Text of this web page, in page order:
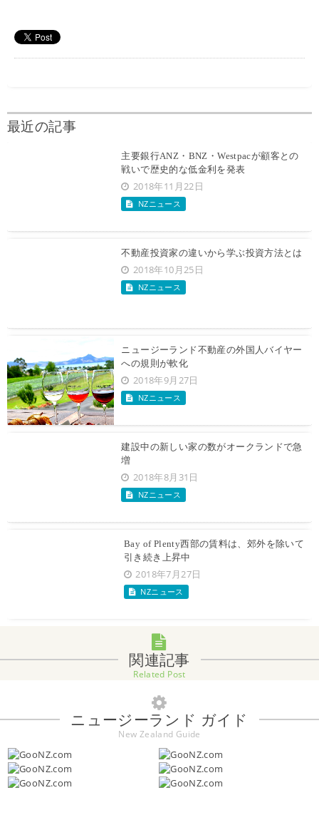
最近の記事
主要銀行ANZ・BNZ・Westpacが顧客との
戦いで歴史的な低金利を発表
2018年11月22日
NZニュース
不動産投資家の違いから学ぶ投資方法とは
2018年10月25日
NZニュース
ニュージーランド不動産の外国人バイヤー
への規則が軟化
2018年9月27日
NZニュース
建設中の新しい家の数がオークランドで急
増
2018年8月31日
NZニュース
Bay of Plenty西部の賃料は、郊外を除いて
引き続き上昇中
2018年7月27日
NZニュース
関連記事
Related Post
ニュージーランド ガイド
New Zealand Guide